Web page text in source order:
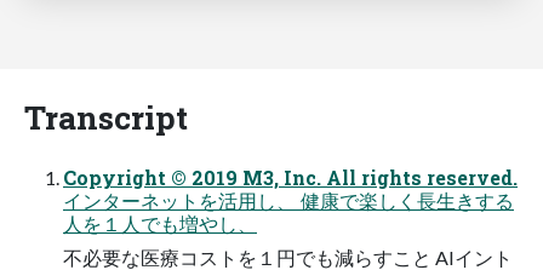
Transcript
Copyright © 2019 M3, Inc. All rights reserved.
インターネットを活用し、 健康で楽しく長生きする
人を１人でも増やし、
不必要な医療コストを１円でも減らすこと AIイント